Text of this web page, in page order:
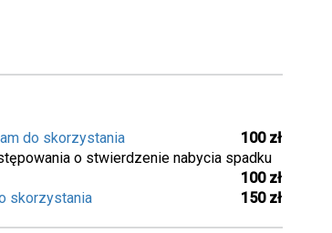
100 zł
do skorzystania
o stwierdzenie nabycia spadku
100 zł
150 zł
skorzystania